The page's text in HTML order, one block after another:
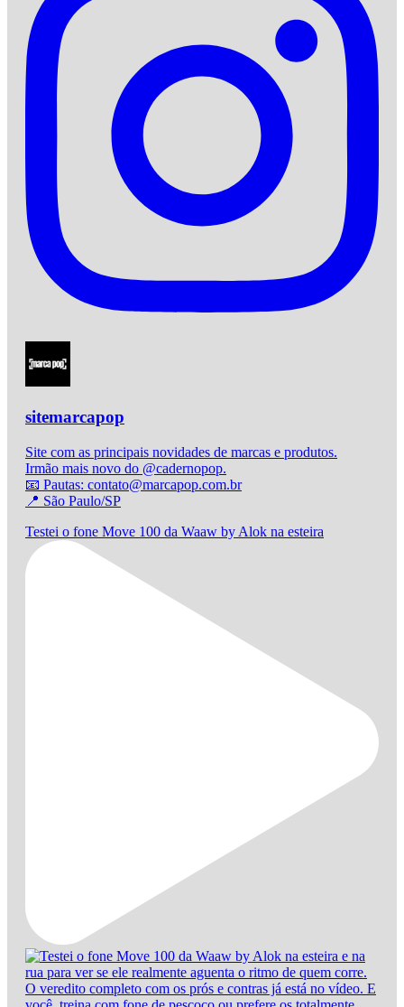
sitemarcapop
Site com as principais novidades de marcas e produtos.
Irmão mais novo do @cadernopop.
📧 Pautas: contato@marcapop.com.br
📍 São Paulo/SP
Testei o fone Move 100 da Waaw by Alok na esteira